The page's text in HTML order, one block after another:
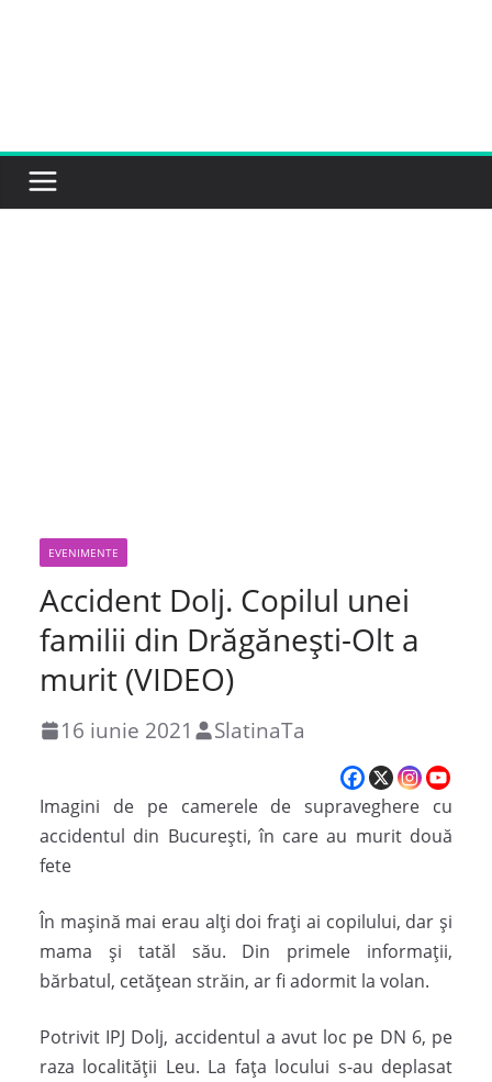
EVENIMENTE
Accident Dolj. Copilul unei
familii din Drăgăneşti-Olt a
murit (VIDEO)
16 iunie 2021 SlatinaTa
Imagini de pe camerele de supraveghere cu
accidentul din București, în care au murit două
fete
În mașină mai erau alți doi frați ai copilului, dar și
mama și tatăl său. Din primele informații,
bărbatul, cetățean străin, ar fi adormit la volan.
Potrivit IPJ Dolj, accidentul a avut loc pe DN 6, pe
raza localităţii Leu. La faţa locului s-au deplasat